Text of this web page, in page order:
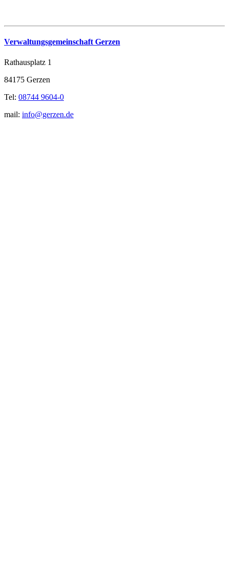
Verwaltungsgemeinschaft Gerzen
Rathausplatz 1
84175 Gerzen
Tel: 08744 9604-0
mail: info@gerzen.de